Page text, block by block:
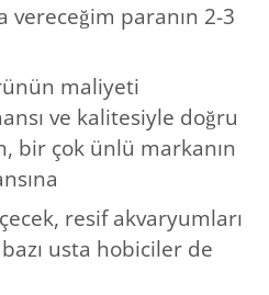
vereceğim paranın 2-3
maliyeti
ve kalitesiyle doğru
bir çok ünlü markanın
resif akvaryumları
usta hobiciler de